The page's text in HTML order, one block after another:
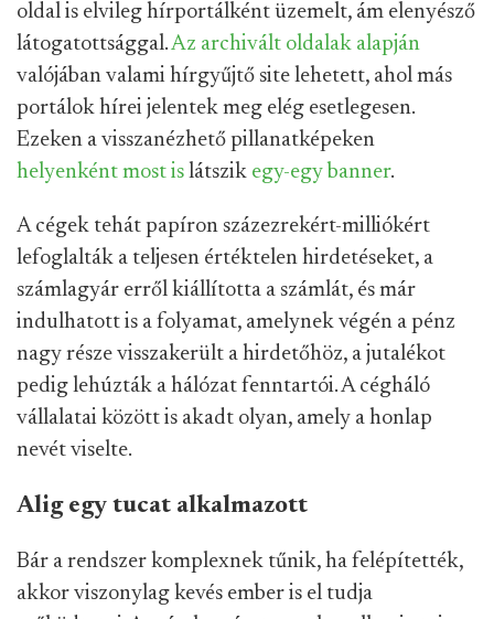
oldal is elvileg hírportálként üzemelt, ám elenyésző
látogatottsággal.Az archivált oldalak alapján
valójában valami hírgyűjtő site lehetett, ahol más
portálok hírei jelentek meg elég esetlegesen.
Ezeken a visszanézhető pillanatképeken
helyenként most is látszik egy-egy banner.
A cégek tehát papíron százezrekért-milliókért
lefoglalták a teljesen értéktelen hirdetéseket, a
számlagyár erről kiállította a számlát, és már
indulhatott is a folyamat, amelynek végén a pénz
nagy része visszakerült a hirdetőhöz, a jutalékot
pedig lehúzták a hálózat fenntartói. A cégháló
vállalatai között is akadt olyan, amely a honlap
nevét viselte.
Alig egy tucat alkalmazott
Bár a rendszer komplexnek tűnik, ha felépítették,
akkor viszonylag kevés ember is el tudja